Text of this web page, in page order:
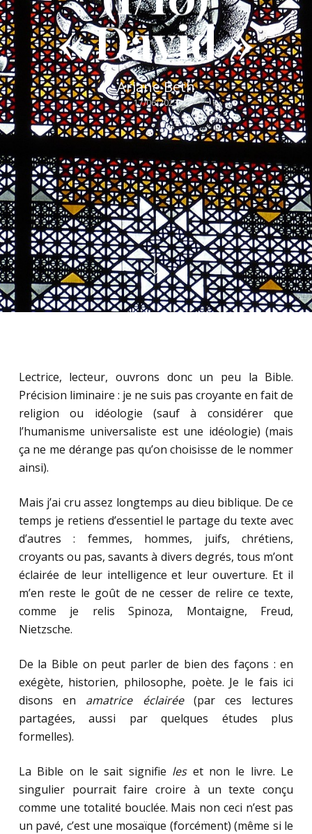
« David »
Ariane Beth
17/06/2023
Lectrice, lecteur, ouvrons donc un peu la Bible.
Précision liminaire : je ne suis pas croyante en fait de
religion ou idéologie (sauf à considérer que
l’humanisme universaliste est une idéologie) (mais
ça ne me dérange pas qu’on choisisse de le nommer
ainsi).
Mais j’ai cru assez longtemps au dieu biblique. De ce
temps je retiens d’essentiel le partage du texte avec
d’autres : femmes, hommes, juifs, chrétiens,
croyants ou pas, savants à divers degrés, tous m’ont
éclairée de leur intelligence et leur ouverture. Et il
m’en reste le goût de ne cesser de relire ce texte,
comme je relis Spinoza, Montaigne, Freud,
Nietzsche.
De la Bible on peut parler de bien des façons : en
exégète, historien, philosophe, poète. Je le fais ici
disons en amatrice éclairée(par ces lectures
partagées, aussi par quelques études plus
formelles).
La Bible on le sait signifie leset non le livre. Le
singulier pourrait faire croire à un texte conçu
comme une totalité bouclée. Mais non ceci n’est pas
un pavé, c’est une mosaïque (forcément) (même si le